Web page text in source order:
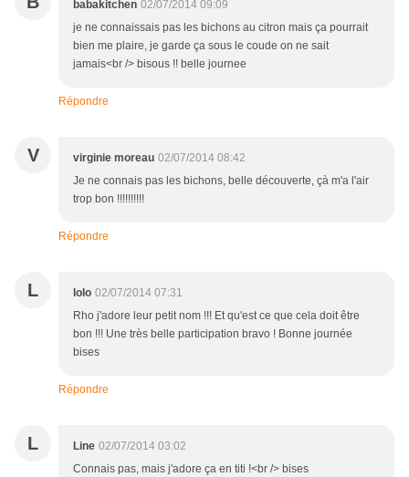
babakitchen 02/07/2014 09:09
je ne connaissais pas les bichons au citron mais ça pourrait
bien me plaire, je garde ça sous le coude on ne sait
jamais<br /> bisous !! belle journee
Répondre
V virginie moreau 02/07/2014 08:42
Je ne connais pas les bichons, belle découverte, çà m'a l'air
trop bon !!!!!!!!!!
Répondre
L lolo 02/07/2014 07:31
Rho j'adore leur petit nom !!! Et qu'est ce que cela doit être
bon !!! Une très belle participation bravo ! Bonne journée
bises
Répondre
L Line 02/07/2014 03:02
Connais pas, mais j'adore ça en titi !<br /> bises